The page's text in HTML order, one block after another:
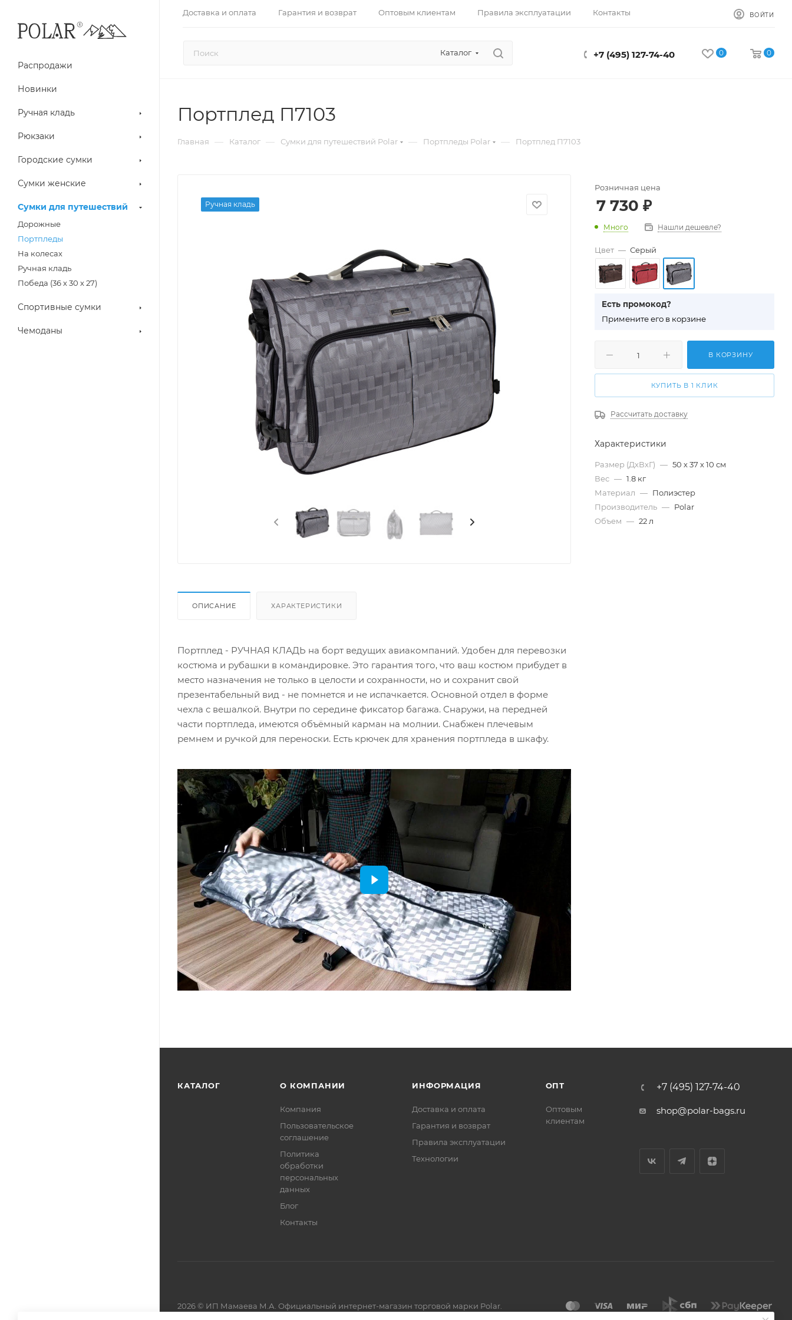
Доставка и оплата Гарантия и возврат Оптовым клиентам Правила эксплуатации Контакты ВОЙТИ
Каталог +7 (495) 127-74-40 0 0
Распродажи
Новинки
Ручная кладь
Рюкзаки
Городские сумки
Сумки женские
Сумки для путешествий
Дорожные
Портпледы
На колесах
Ручная кладь
Победа (36 х 30 х 27)
Спортивные сумки
Чемоданы
Портплед П7103
Главная — Каталог — Сумки для путешествий Polar — Портпледы Polar — Портплед П7103
Ручная кладь
ОПИСАНИЕ ХАРАКТЕРИСТИКИ
Портплед - РУЧНАЯ КЛАДЬ на борт ведущих авиакомпаний. Удобен для перевозки
костюма и рубашки в командировке. Это гарантия того, что ваш костюм прибудет в
место назначения не только в целости и сохранности, но и сохранит свой
презентабельный вид - не помнется и не испачкается. Основной отдел в форме
чехла с вешалкой. Внутри по середине фиксатор багажа. Снаружи, на передней
части портпледа, имеются объёмный карман на молнии. Снабжен плечевым
ремнем и ручкой для переноски. Есть крючек для хранения портпледа в шкафу.
Розничная цена
7 730 ₽
Много Нашли дешевле?
Цвет — Серый
Есть промокод?
Примените его в корзине
В КОРЗИНУ
КУПИТЬ В 1 КЛИК
Рассчитать доставку
Характеристики
Размер (ДхВхГ) — 50 х 37 х 10 см
Вес — 1.8 кг
Материал — Полиэстер
Производитель — Polar
Объем — 22 л
КАТАЛОГ О КОМПАНИИ
Компания
Пользовательское
соглашение
Политика
обработки
персональных
данных
Блог
Контакты
ИНФОРМАЦИЯ
Доставка и оплата
Гарантия и возврат
Правила эксплуатации
Технологии
ОПТ
Оптовым
клиентам
+7 (495) 127-74-40
shop@polar-bags.ru
2026 © ИП Мамаева М.А. Официальный интернет-магазин торговой марки Polar.